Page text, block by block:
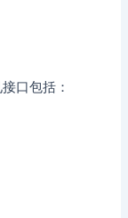
口包括：